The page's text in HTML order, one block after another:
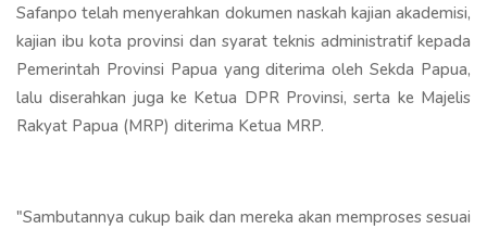
Safanpo telah menyerahkan dokumen naskah kajian akademisi,
kajian ibu kota provinsi dan syarat teknis administratif kepada
Pemerintah Provinsi Papua yang diterima oleh Sekda Papua,
lalu diserahkan juga ke Ketua DPR Provinsi, serta ke Majelis
Rakyat Papua (MRP) diterima Ketua MRP.
"Sambutannya cukup baik dan mereka akan memproses sesuai